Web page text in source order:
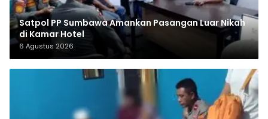
Satpol PP Sumbawa Amankan Pasangan Luar Nikah
di Kamar Hotel
6 Agustus 2026